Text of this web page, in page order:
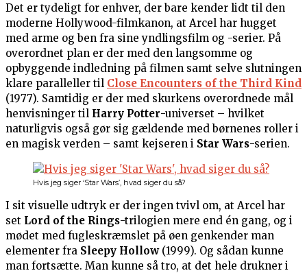
Det er tydeligt for enhver, der bare kender lidt til den
moderne Hollywood-filmkanon, at Arcel har hugget
med arme og ben fra sine yndlingsfilm og -serier. På
overordnet plan er der med den langsomme og
opbyggende indledning på filmen samt selve slutningen
klare paralleller til Close Encounters of the Third Kind
(1977). Samtidig er der med skurkens overordnede mål
henvisninger til Harry Potter-universet – hvilket
naturligvis også gør sig gældende med børnenes roller i
en magisk verden – samt kejseren i Star Wars-serien.
Hvis jeg siger ‘Star Wars’, hvad siger du så?
I sit visuelle udtryk er der ingen tvivl om, at Arcel har
set Lord of the Rings-trilogien mere end én gang, og i
mødet med fugleskræmslet på øen genkender man
elementer fra Sleepy Hollow(1999). Og sådan kunne
man fortsætte. Man kunne så tro, at det hele drukner i